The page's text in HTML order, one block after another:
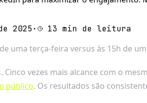
2025· 13 min de leitura
uma terça-feira versus às 15h de
Cinco vezes mais alcance com o
público. Os resultados são